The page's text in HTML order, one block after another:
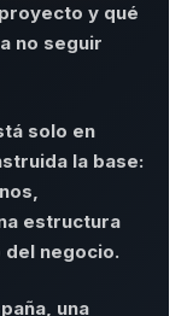
y qué
no seguir
solo en
la base:
estructura
del negocio.
una